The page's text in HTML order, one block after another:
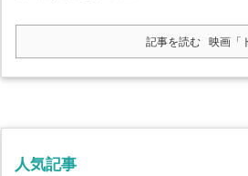
記事を読む 映画「
人気記事